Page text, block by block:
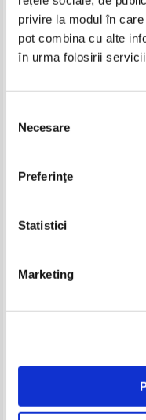
privire la modul în
pot combina cu alte
în urma folosirii
consimțământului
Necesare
Preferinţe
Statistici
Marketing
Din trecutul Romaniei
saptezeci si cinci de ani de la
Maiorescu. Scriere